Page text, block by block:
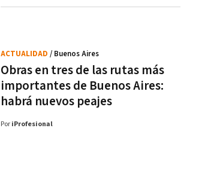
Obras en tres de las rutas más
importantes de Buenos Aires:
habrá nuevos peajes
ACTUALIDAD / Buenos Aires
Por iProfesional